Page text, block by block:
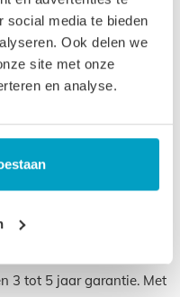
social media te bieden
Ook delen we
site met onze
en analyse.
zit een idee achter.
niet te worden
op het milieu. Op
uitoefenen
205 x
3 tot 5 jaar garantie. Met